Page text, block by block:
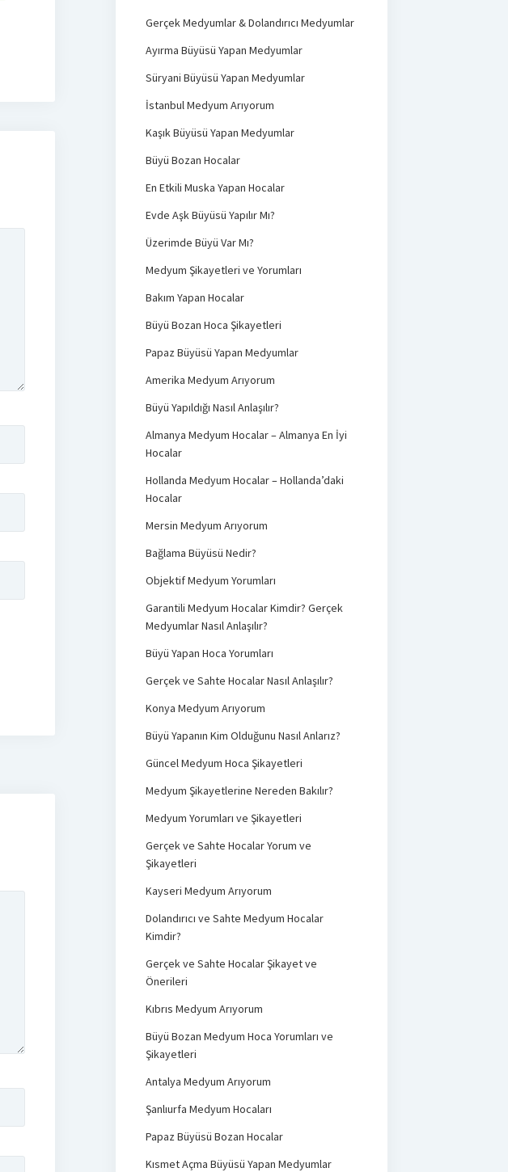
Gerçek Medyumlar & Dolandırıcı Medyumlar
Ayırma Büyüsü Yapan Medyumlar
Süryani Büyüsü Yapan Medyumlar
İstanbul Medyum Arıyorum
Kaşık Büyüsü Yapan Medyumlar
Büyü Bozan Hocalar
En Etkili Muska Yapan Hocalar
Evde Aşk Büyüsü Yapılır Mı?
Üzerimde Büyü Var Mı?
Medyum Şikayetleri ve Yorumları
Bakım Yapan Hocalar
Büyü Bozan Hoca Şikayetleri
Papaz Büyüsü Yapan Medyumlar
Amerika Medyum Arıyorum
Büyü Yapıldığı Nasıl Anlaşılır?
Almanya Medyum Hocalar – Almanya En İyi
Hocalar
Hollanda Medyum Hocalar – Hollanda’daki
Hocalar
Mersin Medyum Arıyorum
Bağlama Büyüsü Nedir?
Objektif Medyum Yorumları
Garantili Medyum Hocalar Kimdir? Gerçek
Medyumlar Nasıl Anlaşılır?
Büyü Yapan Hoca Yorumları
Gerçek ve Sahte Hocalar Nasıl Anlaşılır?
Konya Medyum Arıyorum
Büyü Yapanın Kim Olduğunu Nasıl Anlarız?
Güncel Medyum Hoca Şikayetleri
Medyum Şikayetlerine Nereden Bakılır?
Medyum Yorumları ve Şikayetleri
Gerçek ve Sahte Hocalar Yorum ve
Şikayetleri
Kayseri Medyum Arıyorum
Dolandırıcı ve Sahte Medyum Hocalar
Kimdir?
Gerçek ve Sahte Hocalar Şikayet ve
Önerileri
Kıbrıs Medyum Arıyorum
Büyü Bozan Medyum Hoca Yorumları ve
Şikayetleri
Antalya Medyum Arıyorum
Şanlıurfa Medyum Hocaları
Papaz Büyüsü Bozan Hocalar
Kısmet Açma Büyüsü Yapan Medyumlar